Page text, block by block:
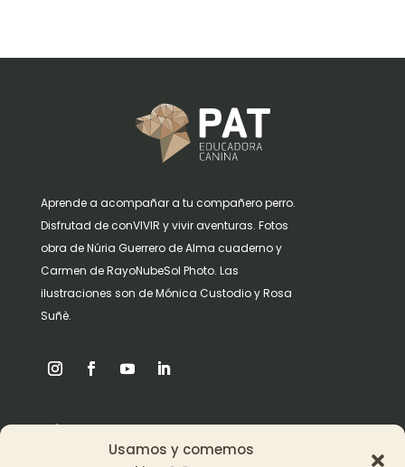
Usamos y comemos
Aprende a acompañar a tu compañero perro.
Disfrutad de conVIVIR y vivir aventuras. Fotos
obra de Núria Guerrero de Alma cuaderno y
Carmen de RayoNubeSol Photo. Las
ilustraciones son de Mónica Custodio y Rosa
Suñè.
Origen
Pat en los medios